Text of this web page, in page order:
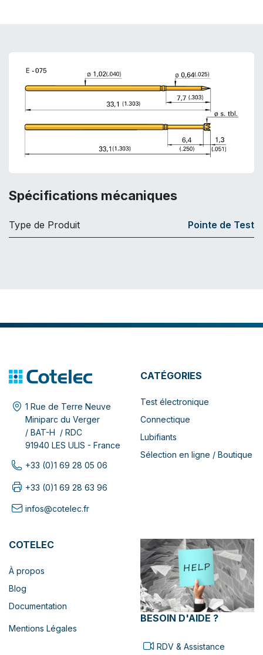
Spécifications mécaniques
Type de Produit Pointe de Test
1 Rue de Terre Neuve
Miniparc du Verger
/ BAT-H / RDC
91940 LES ULIS - France
+33 (0)1 69 28 05 06
+33 (0)1 69 28 63 96
infos@cotelec.fr
CATÉGORIES
Test électronique
Connectique
Lubifiants
Sélection en ligne / Boutique
COTELEC
À propos
Blog
Documentation
Mentions Légales
BESOIN D'AIDE ?
RDV & Assistance